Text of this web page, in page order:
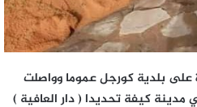
على بلدية كورجل عموما وواصلت
كيفة تحديدا ( دار العافية )